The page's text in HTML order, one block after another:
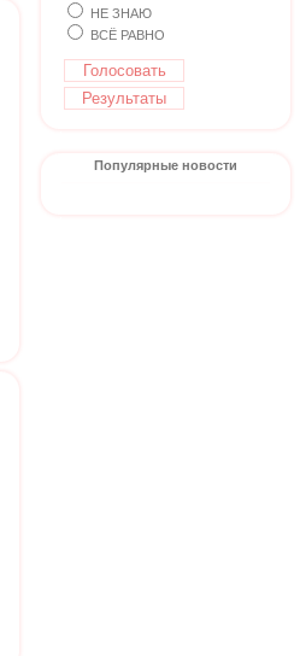
НЕ ЗНАЮ
ВСЁ РАВНО
Популярные новости